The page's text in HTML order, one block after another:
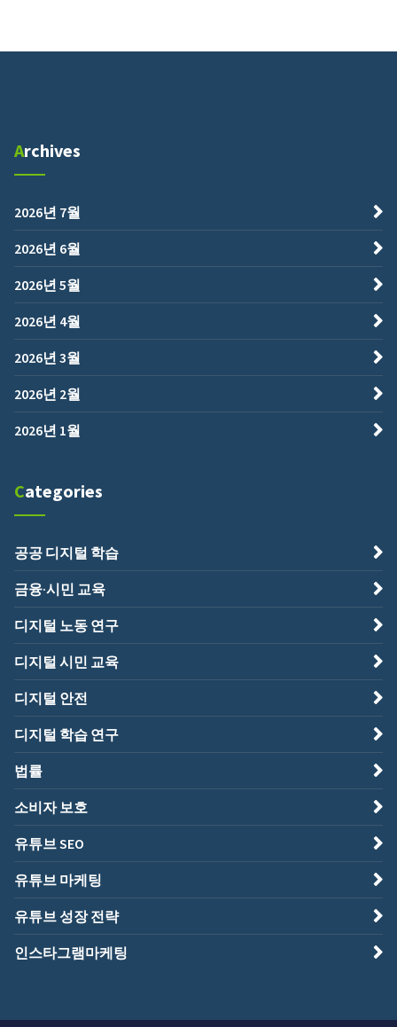
Archives
2026년 7월
2026년 6월
2026년 5월
2026년 4월
2026년 3월
2026년 2월
2026년 1월
Categories
공공 디지털 학습
금융·시민 교육
디지털 노동 연구
디지털 시민 교육
디지털 안전
디지털 학습 연구
법률
소비자 보호
유튜브 SEO
유튜브 마케팅
유튜브 성장 전략
인스타그램마케팅